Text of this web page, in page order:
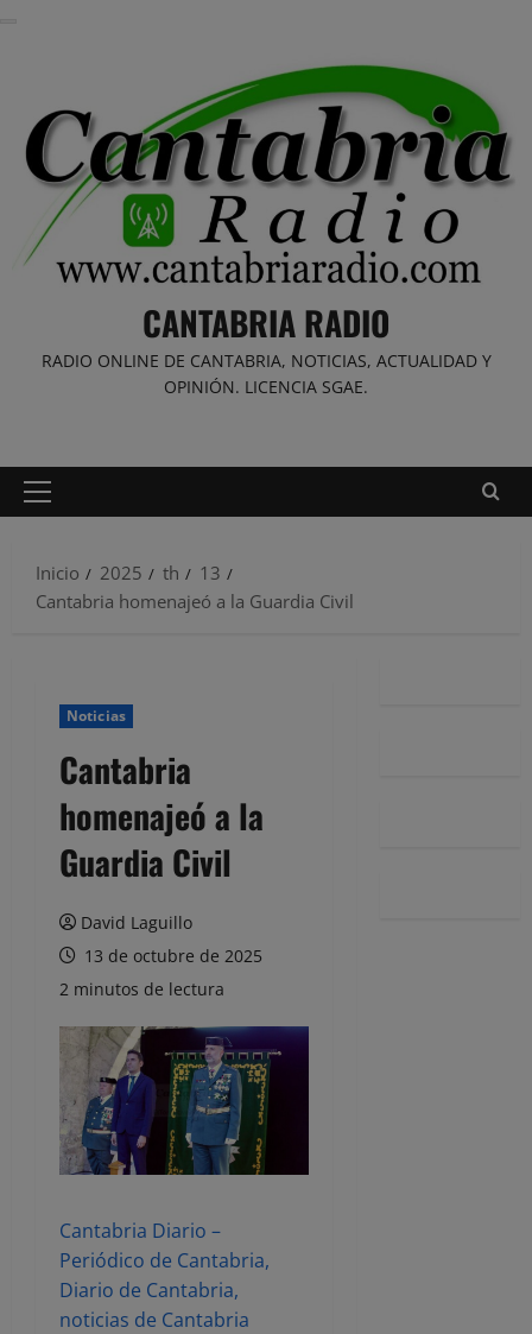
CANTABRIA RADIO
RADIO ONLINE DE CANTABRIA, NOTICIAS, ACTUALIDAD Y
OPINIÓN. LICENCIA SGAE.
Menú
Inicio
2025 th
13
Cantabria homenajeó a la Guardia Civil
Noticias
Cantabria
homenajeó a la
Guardia Civil
David Laguillo
13 de octubre de 2025
2 minutos de lectura
Cantabria Diario –
Periódico de Cantabria,
Diario de Cantabria,
noticias de Cantabria